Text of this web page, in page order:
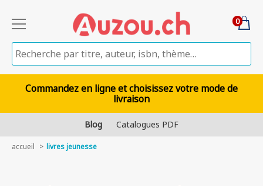
0
Commandez en ligne et choisissez votre mode de
livraison
Blog Catalogues PDF
accueil livres jeunesse